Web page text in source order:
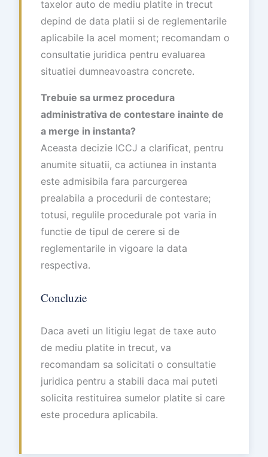
taxelor auto de mediu platite in trecut
depind de data platii si de reglementarile
aplicabile la acel moment; recomandam o
consultatie juridica pentru evaluarea
situatiei dumneavoastra concrete.
Trebuie sa urmez procedura
administrativa de contestare inainte de
a merge in instanta?
Aceasta decizie ICCJ a clarificat, pentru
anumite situatii, ca actiunea in instanta
este admisibila fara parcurgerea
prealabila a procedurii de contestare;
totusi, regulile procedurale pot varia in
functie de tipul de cerere si de
reglementarile in vigoare la data
respectiva.
Concluzie
Daca aveti un litigiu legat de taxe auto
de mediu platite in trecut, va
recomandam sa solicitati o consultatie
juridica pentru a stabili daca mai puteti
solicita restituirea sumelor platite si care
este procedura aplicabila.